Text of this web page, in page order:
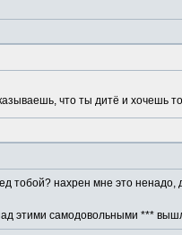
что ты дитё и хочешь
тобой? нахрен мне это ненадо,
этими самодовольными ***